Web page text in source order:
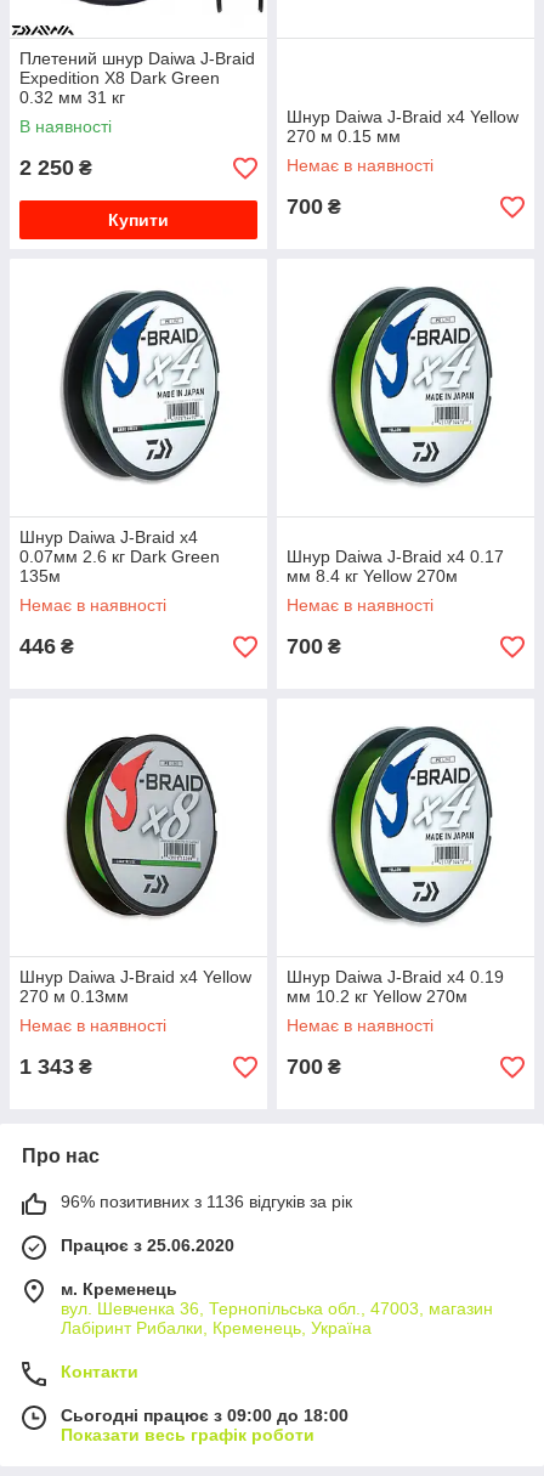
Плетений шнур Daiwa J-Braid
Expedition X8 Dark Green
0.32 мм 31 кг
В наявності
2 250 ₴
Купити
Шнур Daiwa J-Braid x4 Yellow
270 м 0.15 мм
Немає в наявності
700 ₴
Шнур Daiwa J-Braid x4
0.07мм 2.6 кг Dark Green
135м
Немає в наявності
446 ₴
Шнур Daiwa J-Braid x4 0.17
мм 8.4 кг Yellow 270м
Немає в наявності
700 ₴
Шнур Daiwa J-Braid x4 Yellow
270 м 0.13мм
Немає в наявності
1 343 ₴
Шнур Daiwa J-Braid x4 0.19
мм 10.2 кг Yellow 270м
Немає в наявності
700 ₴
Про нас
96% позитивних з 1136 відгуків за рік
Працює з 25.06.2020
м. Кременець
вул. Шевченка 36, Тернопільська обл., 47003, магазин
Лабіринт Рибалки, Кременець, Україна
Контакти
Сьогодні працює з 09:00 до 18:00
Показати весь графік роботи